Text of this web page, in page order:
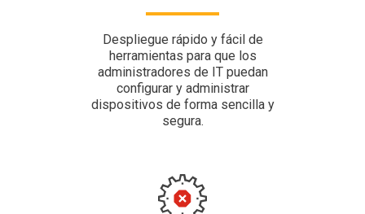
Despliegue rápido y fácil de
herramientas para que los
administradores de IT puedan
configurar y administrar
dispositivos de forma sencilla y
segura.